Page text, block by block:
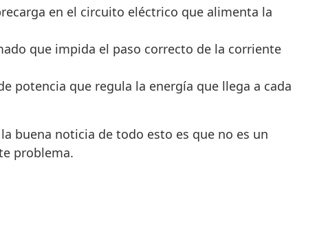
en el circuito eléctrico que alimenta la
que impida el paso correcto de la corriente
potencia que regula la energía que llega a cada
buena noticia de todo esto es que no es un
problema.